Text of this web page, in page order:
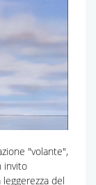
"volante",
invito
del